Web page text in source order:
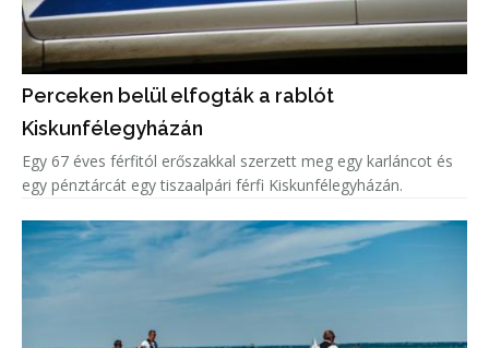
Perceken belül elfogták a rablót
Kiskunfélegyházán
Egy 67 éves férfitól erőszakkal szerzett meg egy karláncot és
egy pénztárcát egy tiszaalpári férfi Kiskunfélegyházán.